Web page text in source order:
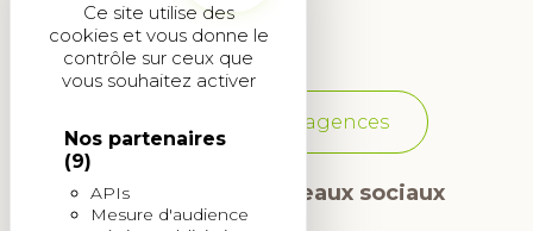
Ce site utilise des
cookies et vous donne le
contrôle sur ceux que
vous souhaitez activer
Nos partenaires
(9)
APIs
Mesure d'audience
Paysagiste Martignas-sur-Jalle
Voir toutes les agences
Suivez-nous sur les réseaux sociaux